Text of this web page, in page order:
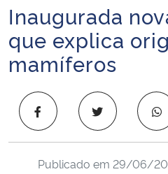
Ministério da Infraestrutura
Ministério da Agricultura, Pecuária e
Ministério da Educação
Início do conteúdo
Inaugurada
que explica
mamíferos
Publicado em 29/06/